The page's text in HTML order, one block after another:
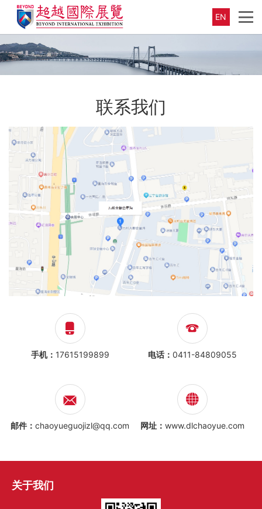
EN
联系我们
手机： 17615199899 电话： 0411-84809055
邮件： chaoyueguojizl@qq.com 网址： www.dlchaoyue.com
关于我们